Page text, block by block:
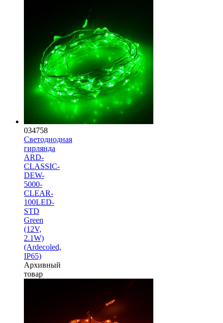
034758
Светодиодная
гирлянда
ARD-
CLASSIC-
DEW-
5000-
CLEAR-
100LED-
STD
Green
(12V,
2.1W)
(Ardecoled,
IP65)
Архивный
товар